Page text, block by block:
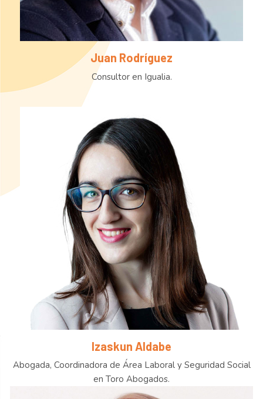
Juan Rodríguez
Consultor en Igualia.
Izaskun Aldabe
Abogada, Coordinadora de Área Laboral y Seguridad Social
en Toro Abogados.